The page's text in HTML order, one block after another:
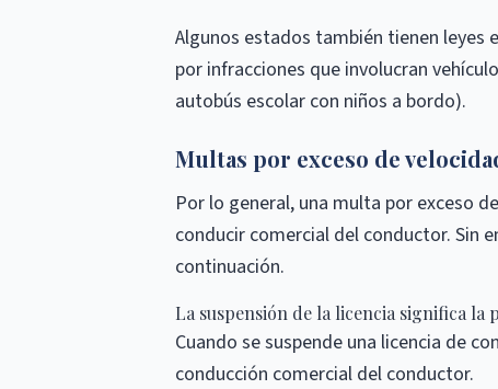
Algunos estados también tienen leyes
por infracciones que involucran
autobús escolar con niños a bordo).
Multas por exceso de
Por lo general, una multa por exceso
conducir comercial del conductor. Sin
continuación.
La suspensión de la licencia significa
Cuando se suspende una licencia de
conducción comercial del conductor.